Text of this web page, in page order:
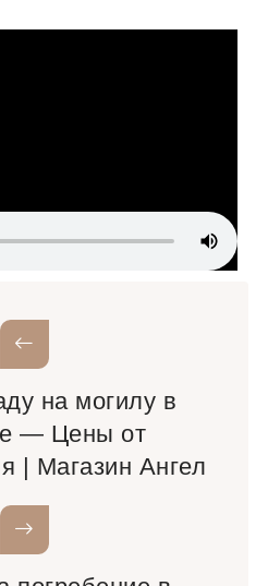
на могилу в
— Цены от
| Магазин Ангел